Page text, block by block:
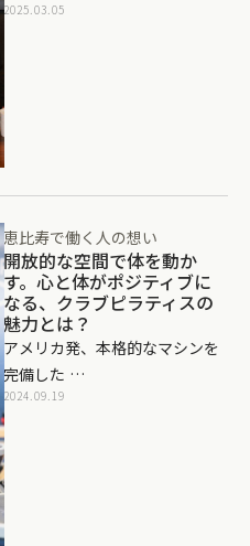
2025.03.05
恵比寿で働く人の想い
開放的な空間で体を動か
す。心と体がポジティブに
なる、クラブピラティスの
魅力とは？
アメリカ発、本格的なマシンを
完備した …
2024.09.19